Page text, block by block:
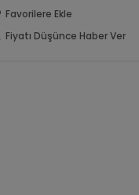
Favorilere Ekle
Fiyatı Düşünce Haber Ver